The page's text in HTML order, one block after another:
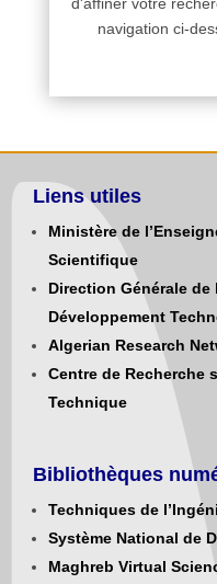
navigation ci-
Liens utiles
Ministère de
Scientifique
Direction Générale
Développement
Algerian Research
Centre de Recherche
Technique
Bibliothèques
Techniques de
Système National de
Maghreb Virtual